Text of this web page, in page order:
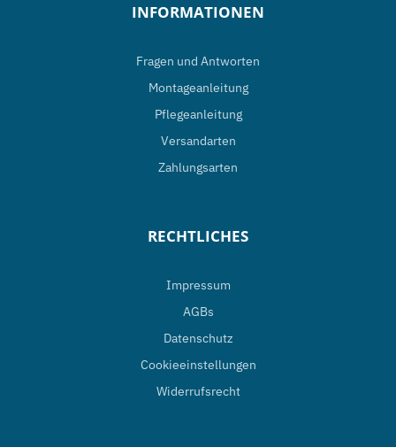
INFORMATIONEN
Fragen und Antworten
Montageanleitung
Pflegeanleitung
Versandarten
Zahlungsarten
RECHTLICHES
Impressum
AGBs
Datenschutz
Cookieeinstellungen
Widerrufsrecht